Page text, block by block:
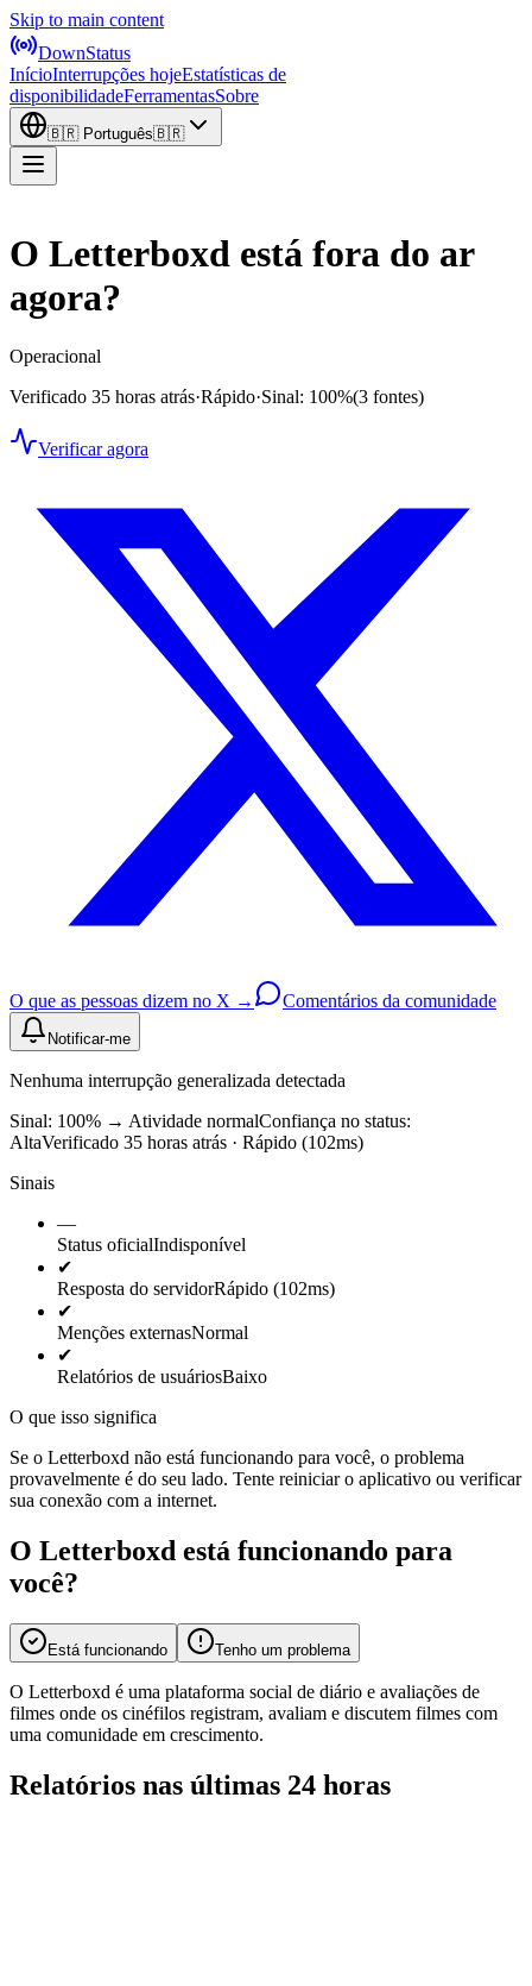
Skip to main content
DownStatus
InícioInterrupções hojeEstatísticas de
disponibilidadeFerramentasSobre
🇧🇷 Português🇧🇷
O Letterboxd está fora do ar
agora?
Operacional
Verificado 35 horas atrás·Rápido·Sinal: 100%(3 fontes)
Verificar agora
O que as pessoas dizem no X → Comentários da comunidade
Notificar-me
Nenhuma interrupção generalizada detectada
Sinal: 100% → Atividade normalConfiança no status:
AltaVerificado 35 horas atrás · Rápido (102ms)
Sinais
—
Status oficialIndisponível
✔
Resposta do servidorRápido (102ms)
✔
Menções externasNormal
✔
Relatórios de usuáriosBaixo
O que isso significa
Se o Letterboxd não está funcionando para você, o problema
provavelmente é do seu lado. Tente reiniciar o aplicativo ou verificar
sua conexão com a internet.
O Letterboxd está funcionando para
você?
Está funcionando Tenho um problema
O Letterboxd é uma plataforma social de diário e avaliações de
filmes onde os cinéfilos registram, avaliam e discutem filmes com
uma comunidade em crescimento.
Relatórios nas últimas 24 horas